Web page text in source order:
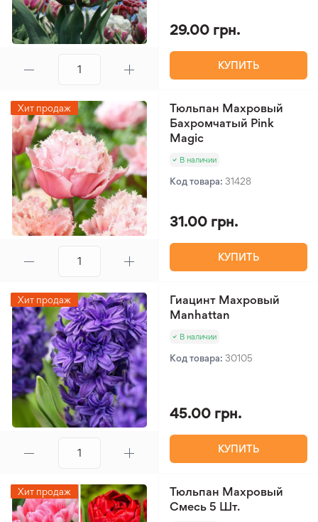
29.00 грн.
КУПИТЬ
Хит продаж
Тюльпан Махровый
Бахромчатый Pink
Magic
В наличии
Код товара: 31428
31.00 грн.
КУПИТЬ
Хит продаж
Гиацинт Махровый
Manhattan
В наличии
Код товара: 30105
45.00 грн.
КУПИТЬ
Хит продаж
Тюльпан Махровый
Смесь 5 Шт.